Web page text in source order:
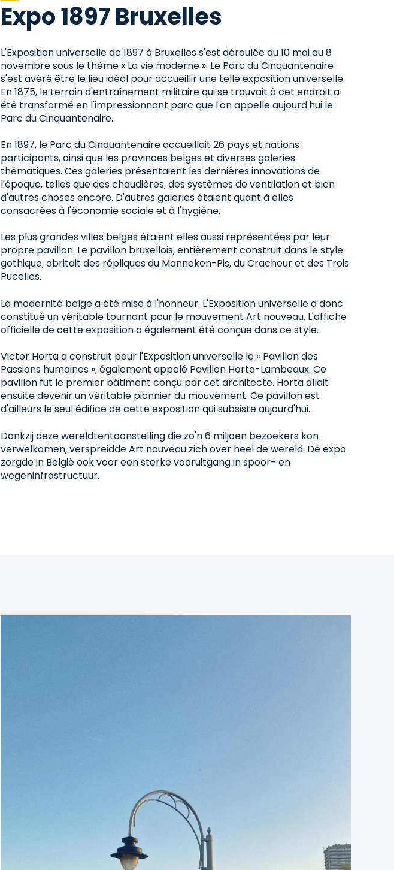
Expo 1897 Bruxelles
L'Exposition universelle de 1897 à Bruxelles s'est déroulée du 10 mai au 8
novembre sous le thème « La vie moderne ». Le Parc du Cinquantenaire
s'est avéré être le lieu idéal pour accueillir une telle exposition universelle.
En 1875, le terrain d'entraînement militaire qui se trouvait à cet endroit a
été transformé en l'impressionnant parc que l'on appelle aujourd'hui le
Parc du Cinquantenaire.
En 1897, le Parc du Cinquantenaire accueillait 26 pays et nations
participants, ainsi que les provinces belges et diverses galeries
thématiques. Ces galeries présentaient les dernières innovations de
l'époque, telles que des chaudières, des systèmes de ventilation et bien
d'autres choses encore. D'autres galeries étaient quant à elles
consacrées à l'économie sociale et à l'hygiène.
Les plus grandes villes belges étaient elles aussi représentées par leur
propre pavillon. Le pavillon bruxellois, entièrement construit dans le style
gothique, abritait des répliques du Manneken-Pis, du Cracheur et des Trois
Pucelles.
La modernité belge a été mise à l'honneur. L'Exposition universelle a donc
constitué un véritable tournant pour le mouvement Art nouveau. L'affiche
officielle de cette exposition a également été conçue dans ce style.
Victor Horta a construit pour l'Exposition universelle le « Pavillon des
Passions humaines », également appelé Pavillon Horta-Lambeaux. Ce
pavillon fut le premier bâtiment conçu par cet architecte. Horta allait
ensuite devenir un véritable pionnier du mouvement. Ce pavillon est
d'ailleurs le seul édifice de cette exposition qui subsiste aujourd'hui.
Dankzij deze wereldtentoonstelling die zo'n 6 miljoen bezoekers kon
verwelkomen, verspreidde Art nouveau zich over heel de wereld. De expo
zorgde in België ook voor een sterke vooruitgang in spoor- en
wegeninfrastructuur.